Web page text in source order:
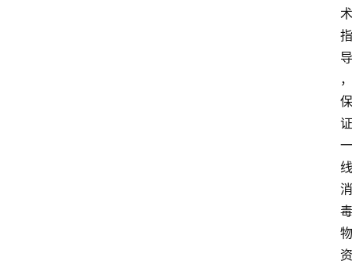
术
指
导
，
保
证
一
线
消
毒
物
资